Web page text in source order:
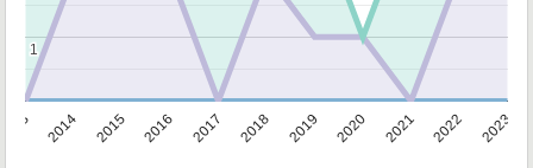
2014 2015 2016 2017 2018 2019 2020 2021 2022 2023
1
1